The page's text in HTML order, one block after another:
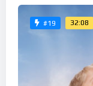
#19 32:08